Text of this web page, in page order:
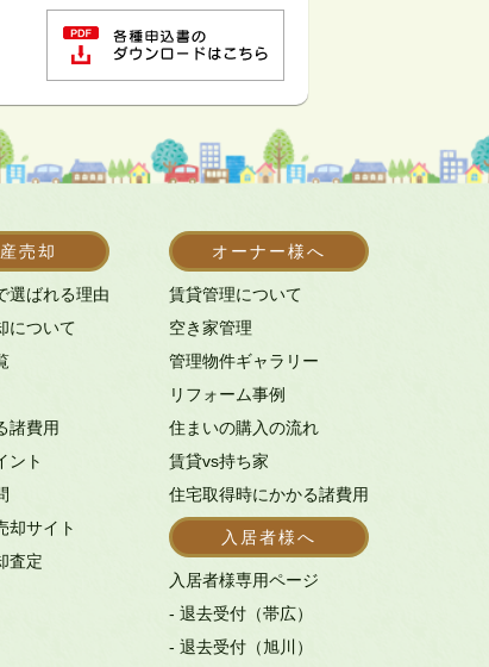
売却
選ばれる理由
について
諸費用
ント
却サイト
査定
オーナー様へ
賃貸管理について
空き家管理
管理物件ギャラリー
リフォーム事例
住まいの購入の流れ
賃貸vs持ち家
住宅取得時にかかる諸費用
入居者様へ
入居者様専用ページ
- 退去受付（帯広）
- 退去受付（旭川）